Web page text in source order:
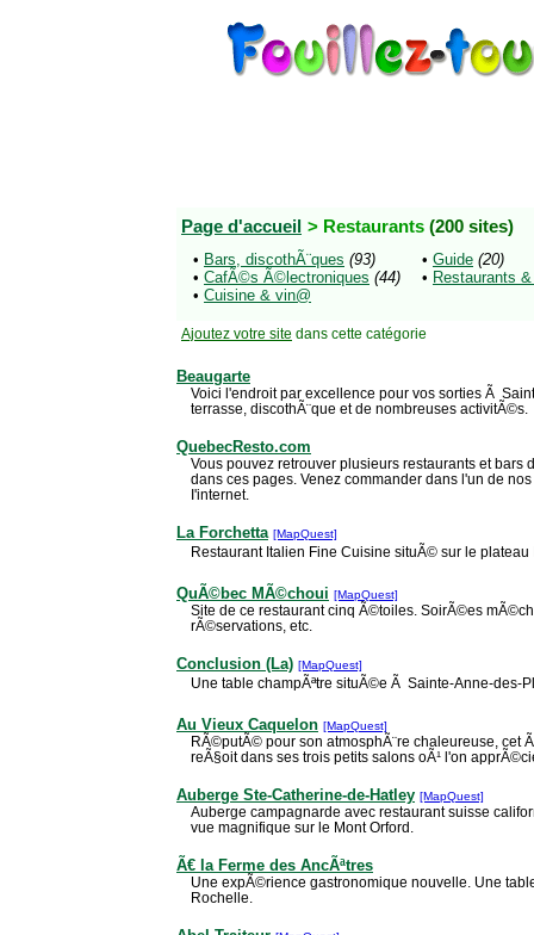
Page d'accueil > Restaurants (200 sites)
• Bars, discothÃ¨ques (93)
• CafÃ©s Ã©lectroniques (44)
• Cuisine & vin@
• Guide (20)
• Restaurants
Ajoutez votre site dans cette catégorie
Beaugarte
Voici l'endroit par excellence pour vos sorties Ã
terrasse, discothÃ¨que et de nombreuses activitÃ©s.
QuebecResto.com
Vous pouvez retrouver plusieurs restaurants et bars
dans ces pages. Venez commander dans l'un de
I'internet.
La Forchetta [MapQuest]
Restaurant Italien Fine Cuisine situÃ© sur le
QuÃ©bec MÃ©choui [MapQuest]
Site de ce restaurant cinq Ã©toiles. SoirÃ©es
rÃ©servations, etc.
Conclusion (La) [MapQuest]
Une table champÃªtre situÃ©e Ã Sainte-Anne-des-
Au Vieux Caquelon [MapQuest]
RÃ©putÃ© pour son atmosphÃ¨re chaleureuse, cet
reÃ§oit dans ses trois petits salons oÃ¹ l'on
Auberge Ste-Catherine-de-Hatley [MapQuest]
Auberge campagnarde avec restaurant suisse
vue magnifique sur le Mont Orford.
Ã€ la Ferme des AncÃªtres
Une expÃ©rience gastronomique nouvelle. Une
Rochelle.